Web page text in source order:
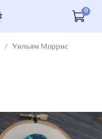
0
Уильям Моррис